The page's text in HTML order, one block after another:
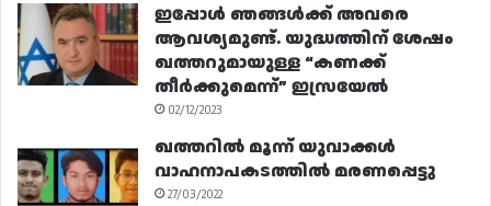
ഇപ്പോൾ ഞങ്ങൾക്ക് അവരെ
ആവശ്യമുണ്ട്. യുദ്ധത്തിന് ശേഷം
ഖത്തറുമായുള്ള “കണക്ക്
തീർക്കുമെന്ന്” ഇസ്രയേൽ
02/12/2023
ഖത്തറിൽ മൂന്ന് യുവാക്കൾ
വാഹനാപകടത്തിൽ മരണപ്പെട്ടു
27/03/2022